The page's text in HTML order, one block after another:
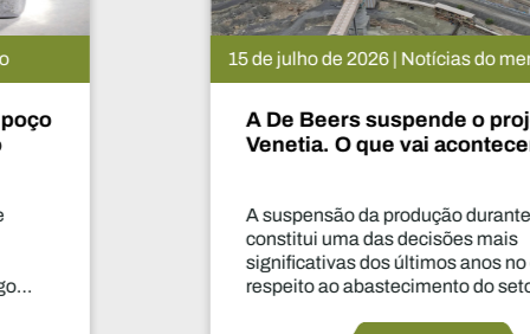
15 de julho de 2026 | Notícias do mercado
A De Beers suspende o projeto
Venetia. O que vai acontecer agora?
A suspensão da produção durante dois anos
constitui uma das decisões mais
significativas dos últimos anos no que diz
respeito ao abastecimento do setor.